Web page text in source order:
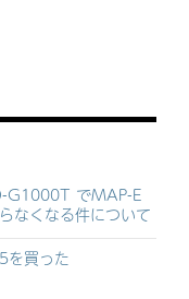
G1000T でMAP-E
なくなる件について
買った